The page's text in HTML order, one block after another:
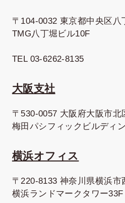
〒104-0032 東京都中央区八
TMG八丁堀ビル10F
TEL 03-6262-8135
大阪支社
〒530-0057 大阪府大阪市北
梅田パシフィックビルディ
横浜オフィス
〒220-8133 神奈川県横浜
横浜ランドマークタワー33F